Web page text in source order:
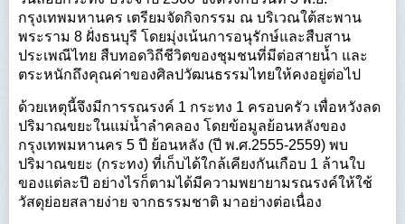
กรุงเทพมหานคร เตรียมจัดกิจกรรม ณ บริเวณใต้สะพาน
พระราม 8 ฝั่งธนบุรี โดยมุ่งเน้นการอนุรักษ์และสืบสาน
ประเพณีไทย สืบทอดวิถีชีวิตของชุมชนที่มีต่อสายน้ำ และ
ตระหนักถึงคุณค่าของศิลปวัฒนธรรมไทยให้คงอยู่ต่อไป
ด้วยเหตุนี้จึงมีการรณรงค์ 1 กระทง 1 ครอบครัว เพื่อหวังลด
ปริมาณขยะในแม่น้ำลำคลอง โดยข้อมูลย้อนหลังของ
กรุงเทพมหานคร 5 ปี ย้อนหลัง (ปี พ.ศ.2555-2559) พบ
ปริมาณขยะ (กระทง) ที่เก็บได้ใกล้เคียงกันเกือบ 1 ล้านใบ
ของแต่ละปี อย่างไรก็ตามได้มีความพยายามรณรงค์ให้ใช้
วัสดุย่อยสลายง่าย จากธรรมชาติ มาอย่างต่อเนื่อง